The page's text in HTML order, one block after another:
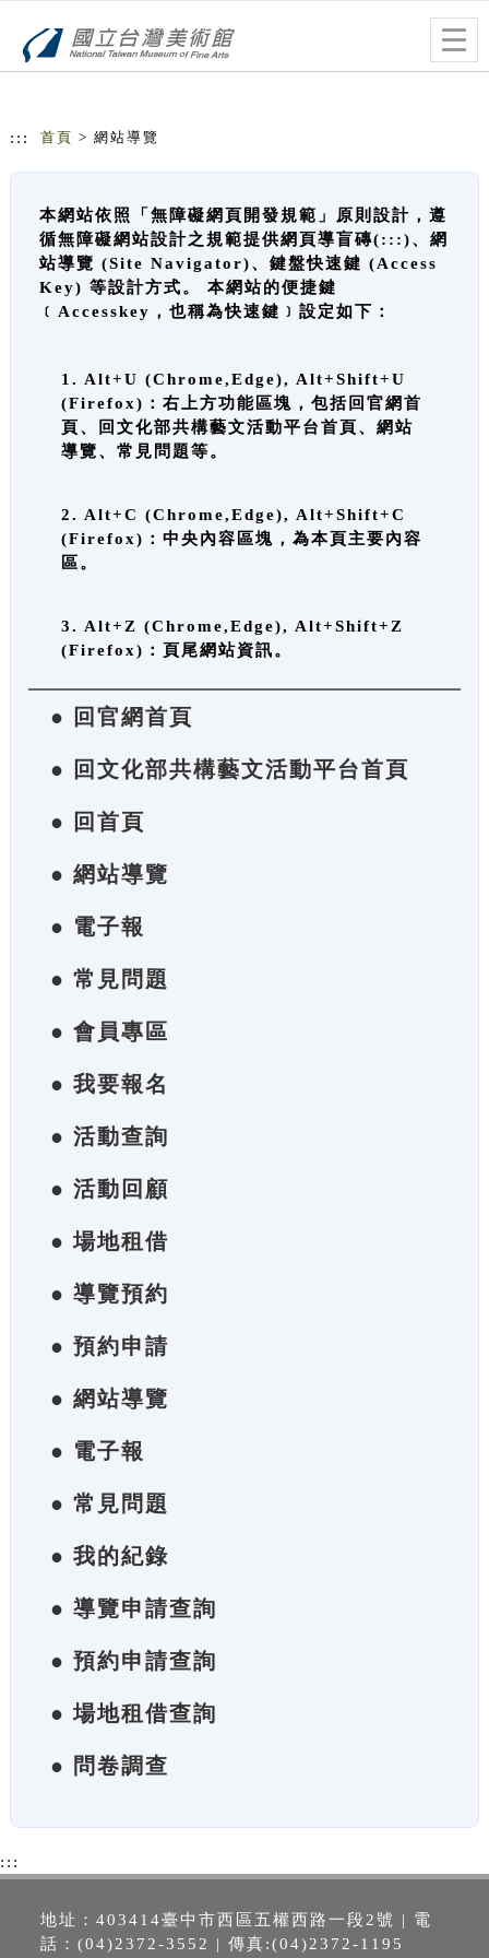
::: 首頁 > 網站導覽
本網站依照「無障礙網頁開發規範」原則設計，遵
循無障礙網站設計之規範提供網頁導盲磚(:::)、網
站導覽 (Site Navigator)、鍵盤快速鍵 (Access
Key) 等設計方式。 本網站的便捷鍵
﹝Accesskey，也稱為快速鍵﹞設定如下：
1. Alt+U (Chrome,Edge), Alt+Shift+U
(Firefox)：右上方功能區塊，包括回官網首
頁、回文化部共構藝文活動平台首頁、網站
導覽、常見問題等。
2. Alt+C (Chrome,Edge), Alt+Shift+C
(Firefox)：中央內容區塊，為本頁主要內容
區。
3. Alt+Z (Chrome,Edge), Alt+Shift+Z
(Firefox)：頁尾網站資訊。
● 回官網首頁
● 回文化部共構藝文活動平台首頁
● 回首頁
● 網站導覽
● 電子報
● 常見問題
● 會員專區
● 我要報名
● 活動查詢
● 活動回顧
● 場地租借
● 導覽預約
● 預約申請
● 網站導覽
● 電子報
● 常見問題
● 我的紀錄
● 導覽申請查詢
● 預約申請查詢
● 場地租借查詢
● 問卷調查
:::
地址：403414臺中市西區五權西路一段2號 | 電
話：(04)2372-3552 | 傳真:(04)2372-1195